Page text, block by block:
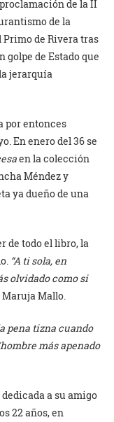
de la II
de la
de Rivera tras
golpe de Estado que
jerarquía
por entonces
En enero del 36 se
en la colección
Méndez y
ya dueño de una
de todo el libro, la
“A ti sola, en
olvidado como si
Mallo.
pena tizna cuando
más apenado
a su amigo
22 años, en